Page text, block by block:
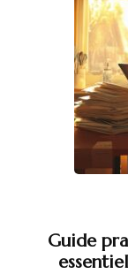
Guide